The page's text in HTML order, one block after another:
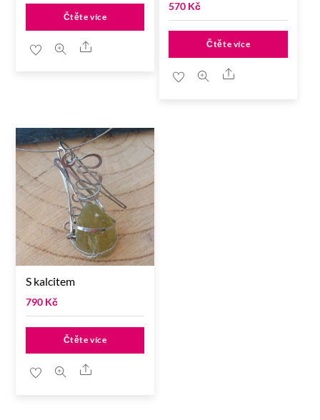
Čtěte více
Share
570 Kč
Čtěte více
Share
S kalcitem
790 Kč
Čtěte více
Share